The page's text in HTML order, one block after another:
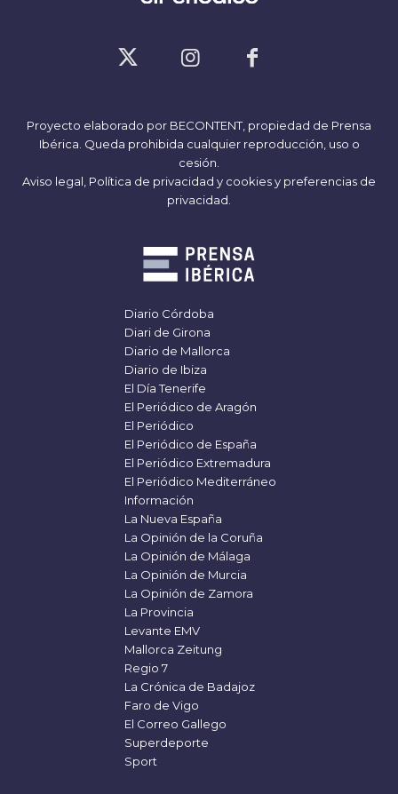
Proyecto elaborado por BECONTENT, propiedad de Prensa
Ibérica. Queda prohibida cualquier reproducción, uso o
cesión.
Aviso legal, Política de privacidad y cookiesy preferencias de
privacidad
Diario Córdoba
Diari de Girona
Diario de Mallorca
Diario de Ibiza
El Día Tenerife
El Periódico de Aragón
El Periódico
El Periódico de España
El Periódico Extremadura
El Periódico Mediterráneo
Información
La Nueva España
La Opinión de la Coruña
La Opinión de Málaga
La Opinión de Murcia
La Opinión de Zamora
La Provincia
Levante EMV
Mallorca Zeitung
Regio 7
La Crónica de Badajoz
Faro de Vigo
El Correo Gallego
Superdeporte
Sport